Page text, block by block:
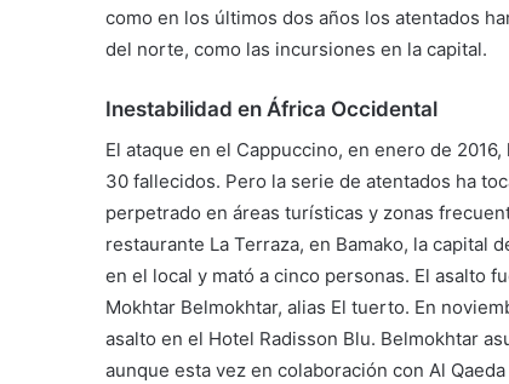
como en los últimos dos años los atentados
del norte, como las incursiones en la capital.
Inestabilidad en África Occidental
El ataque en el Cappuccino, en enero de
30 fallecidos. Pero la serie de atentados ha
perpetrado en áreas turísticas y zonas
restaurante La Terraza, en Bamako, la capital
en el local y mató a cinco personas. El asalto
Mokhtar Belmokhtar, alias El tuerto. En
asalto en el Hotel Radisson Blu. Belmokhtar
aunque esta vez en colaboración con Al